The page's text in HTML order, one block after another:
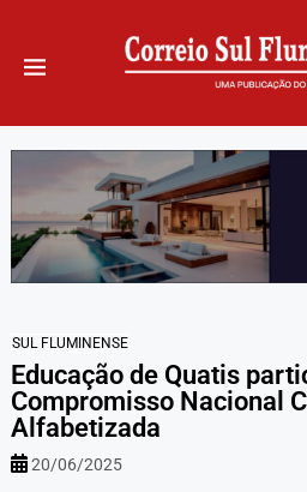
SUL FLUMINENSE
Educação de Quatis
Compromisso Nacional
Alfabetizada
20/06/2025